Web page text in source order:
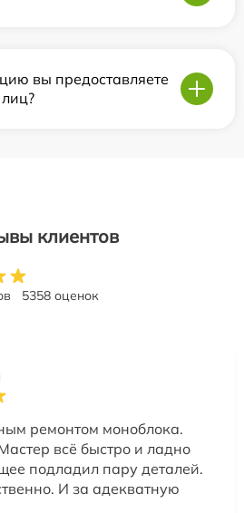
вы предоставляете
клиентов
5358 оценок
ремонтом моноблока.
всё быстро и ладно
подладил пару деталей.
И за адекватную